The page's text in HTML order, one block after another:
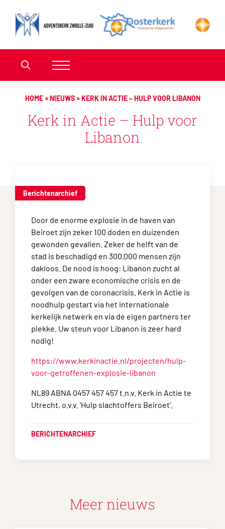
HOME»NIEUWS»KERK IN ACTIE – HULP VOOR LIBANON
Kerk in Actie – Hulp voor
Libanon
Berichtenarchief
Door de enorme explosie in de haven van
Beiroet zijn zeker 100 doden en duizenden
gewonden gevallen. Zeker de helft van de
stad is beschadigd en 300.000 mensen zijn
dakloos. De nood is hoog: Libanon zucht al
onder een zware economische crisis en de
gevolgen van de coronacrisis. Kerk in Actie is
noodhulp gestart via het internationale
kerkelijk netwerk en via de eigen partners ter
plekke. Uw steun voor Libanon is zeer hard
nodig!
https://www.kerkinactie.nl/projecten/hulp-
voor-getroffenen-explosie-libanon
NL89 ABNA 0457 457 457 t.n.v. Kerk in Actie te
Utrecht, o.v.v. ‘Hulp slachtoffers Beiroet’.
BERICHTENARCHIEF
Meer nieuws